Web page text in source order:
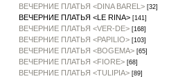
ВЕЧЕРНИЕ ПЛАТЬЯ <DINA BAREL> [32]
ВЕЧЕРНИЕ ПЛАТЬЯ <LE RINA> [141]
ВЕЧЕРНИЕ ПЛАТЬЯ <VER-DE> [168]
ВЕЧЕРНИЕ ПЛАТЬЯ <PAPILIO> [103]
ВЕЧЕРНИЕ ПЛАТЬЯ <BOGEMA> [65]
ВЕЧЕРНИЕ ПЛАТЬЯ <FIORE> [68]
ВЕЧЕРНИЕ ПЛАТЬЯ <TULIPIA> [89]